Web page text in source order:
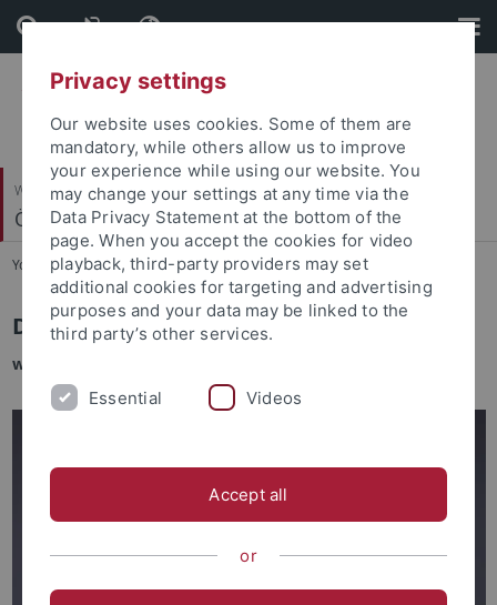
Skip
to
content
Skip
to
footer
Wirtschafts- und Sozialwissenschaftliche Fakultät
Ökonomische Bildung und Wirtschaftsdidaktik
You are here: Startseite ... Dr. Lucy Haag
Dr. Lucy Haag
wissenschaftliche Mitarbeiterin
Privacy settings
Our website uses cookies. Some of them are
mandatory, while others allow us to improve
your experience while using our website. You
may change your settings at any time via the
Data Privacy Statement at the bottom of the
page. When you accept the cookies for video
playback, third-party providers may set
additional cookies for targeting and advertising
purposes and your data may be linked to the
third party’s other services.
Essential Videos
Accept all
or